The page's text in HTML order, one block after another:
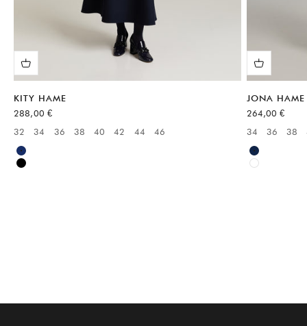
KITY HAME
Alennushinta
288,00 €
Available sizes:
32 34 36 38 40 42 44 46
Sininen
Musta
JONA HAME
Alennushinta
264,00 €
Available
34 36 38
Sininen
Valkoinen